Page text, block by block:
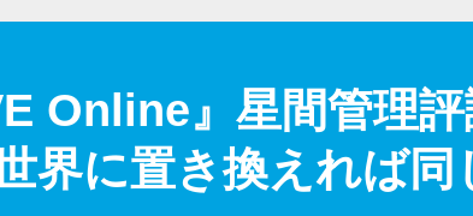
Online』星間管理
界に置き換えれば同